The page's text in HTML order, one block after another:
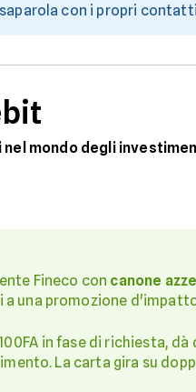
con i propri
mondo degli
Fineco con canone
una promozione
in fase di richiesta, dà
La carta gira su